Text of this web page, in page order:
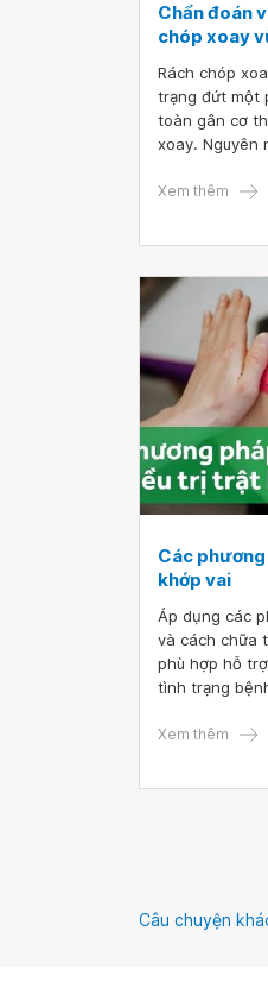
Chẩn đoán
chóp xoay
Rách chóp
trạng đứt một
toàn gân cơ
xoay. Nguyên
thoái hóa. Do
và viêm khớp
Xem thêm
Các
khớp vai
Áp dụng các
và cách chữa
phù hợp hỗ
tình trạng
thấy đau nhức
Xem thêm
Câu chuyện